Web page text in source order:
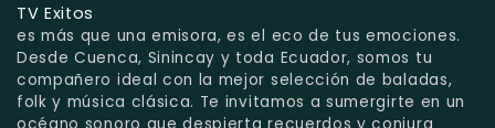
TV Exitos
es más que una emisora, es el eco de tus emociones.
Desde Cuenca, Sinincay y toda Ecuador, somos tu
compañero ideal con la mejor selección de baladas,
folk y música clásica. Te invitamos a sumergirte en un
océano sonoro que despierta recuerdos y conjura